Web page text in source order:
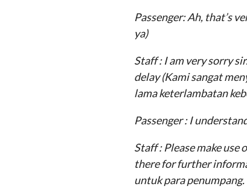
Passenger: Ah, that’s
ya)
Staff : I am very sorry
delay(Kami sangat
lama keterlambatan
Passenger : I
Staff : Please make use
there for further
untuk para